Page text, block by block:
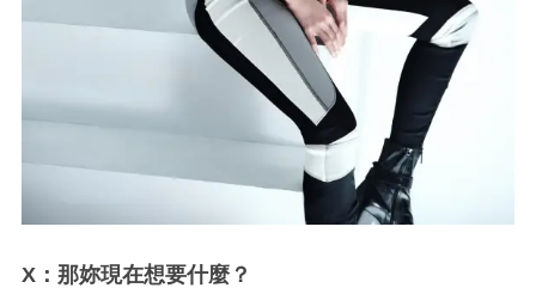
X：那妳現在想要什麼？